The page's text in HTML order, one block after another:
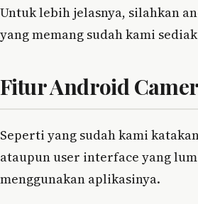
Untuk lebih jelasnya, silahkan
yang memang sudah kami
Fitur Android
Seperti yang sudah kami
ataupun user interface yang
menggunakan aplikasinya.